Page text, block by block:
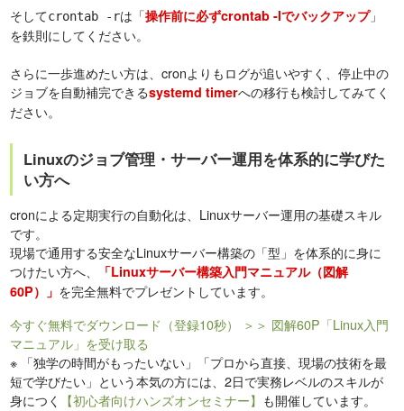
そしてcrontab -rは「操作前に必ずcrontab -lでバックアップ」
を鉄則にしてください。
さらに一歩進めたい方は、cronよりもログが追いやすく、停止中の
ジョブを自動補完できるsystemd timerへの移行も検討してみてく
ださい。
Linuxのジョブ管理・サーバー運用を体系的に学びた
い方へ
cronによる定期実行の自動化は、Linuxサーバー運用の基礎スキル
です。
現場で通用する安全なLinuxサーバー構築の「型」を体系的に身に
つけたい方へ、
「Linuxサーバー構築入門マニュアル（図解
60P）」 を完全無料でプレゼントしています。
今すぐ無料でダウンロード（登録10秒）
＞＞ 図解60P「Linux入門
マニュアル」を受け取る
※ 「独学の時間がもったいない」「プロから直接、現場の技術を最
短で学びたい」という本気の方には、2日で実務レベルのスキルが
身につく
【初心者向けハンズオンセミナー】 も開催しています。